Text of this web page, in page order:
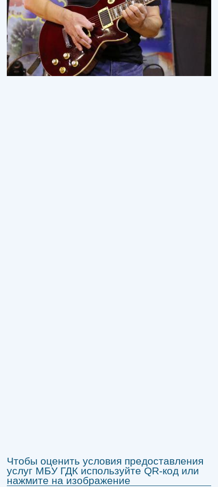
Чтобы оценить условия предоставления
услуг МБУ ГДК используйте QR-код или
нажмите на изображение